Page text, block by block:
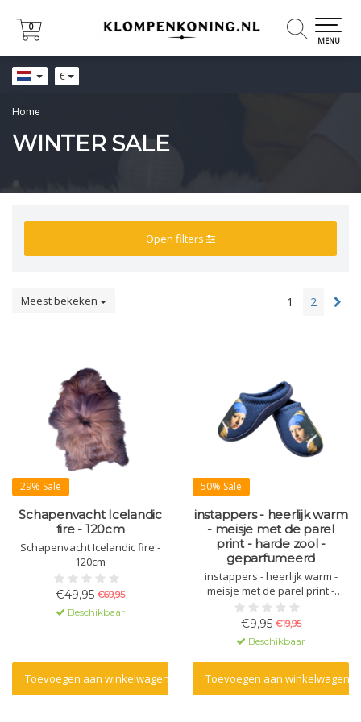
€
0
0
MENU
Home
WINTER SALE
Open filters
Meest bekeken 1 2
29% Sale
Schapenvacht Icelandic
fire - 120cm
Schapenvacht Icelandic fire -
120cm
€49,95 €69,95
Beschikbaar
Toevoegen aan winkelwagen
50% Sale
instappers - heerlijk warm
- meisje met de parel
print - harde zool -
geparfumeerd
instappers - heerlijk warm -
meisje met de parel print -
harde zool - geparfumeerd
€9,95 €19,95
Beschikbaar
Toevoegen aan winkelwagen